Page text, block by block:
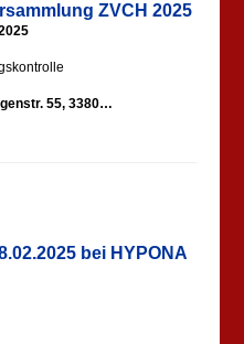
ZVCH 2025
55, 3380…
bei HYPONA